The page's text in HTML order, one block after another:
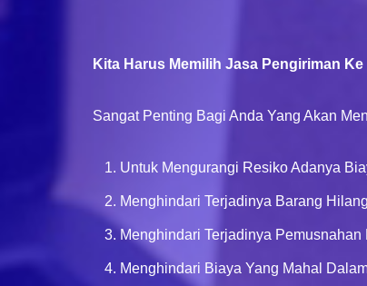
Kita Harus Memilih Jasa Pengiriman
Sangat Penting Bagi Anda Yang Akan
Untuk Mengurangi Resiko Adanya
Menghindari Terjadinya Barang
Menghindari Terjadinya
Menghindari Biaya Yang Mahal